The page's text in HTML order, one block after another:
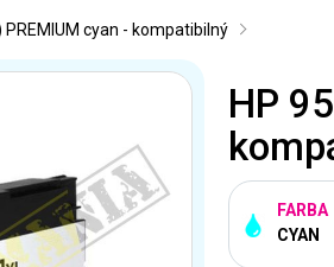
PREMIUM cyan - kompatibilný
HP
FARBA
CYAN